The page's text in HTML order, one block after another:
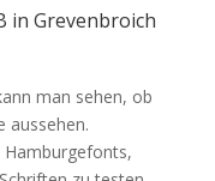
in Grevenbroich
man sehen, ob
aussehen.